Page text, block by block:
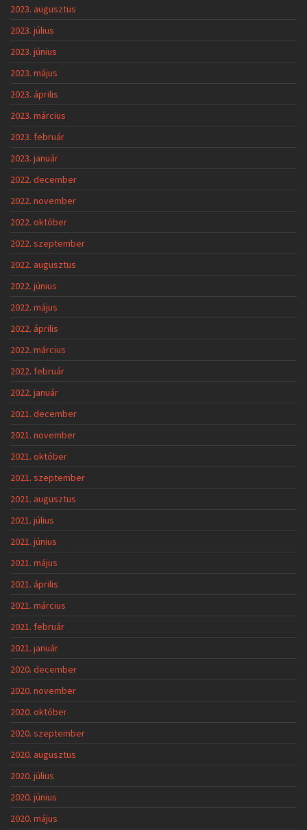
2023. augusztus
2023. július
2023. június
2023. május
2023. április
2023. március
2023. február
2023. január
2022. december
2022. november
2022. október
2022. szeptember
2022. augusztus
2022. június
2022. május
2022. április
2022. március
2022. február
2022. január
2021. december
2021. november
2021. október
2021. szeptember
2021. augusztus
2021. július
2021. június
2021. május
2021. április
2021. március
2021. február
2021. január
2020. december
2020. november
2020. október
2020. szeptember
2020. augusztus
2020. július
2020. június
2020. május